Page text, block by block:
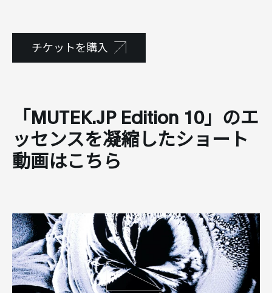
チケットを購入
「MUTEK.JP Edition 10」のエ
ッセンスを凝縮したショート
動画はこちら